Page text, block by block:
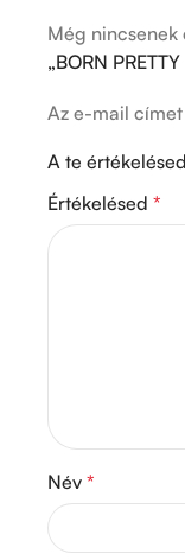
Még nincsenek
„BORN
Az e-mail címet
A te értékelésed
Értékelésed *
Név *